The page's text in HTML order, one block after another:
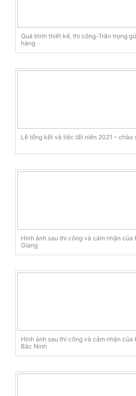
Quá trình thiết kế, thi công-Trân trọng
hàng
Lễ tổng kết và tiệc tất niên 2021 – chào
Hình ảnh sau thi công và cảm nhận của
Giang
Hình ảnh sau thi công và cảm nhận của
Bắc Ninh